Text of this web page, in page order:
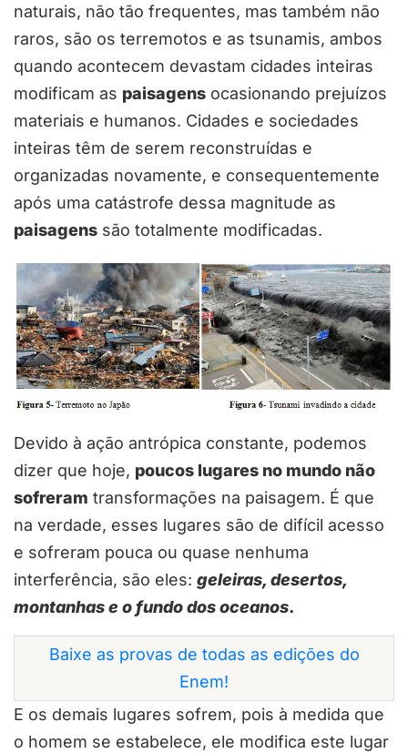
naturais, não tão frequentes, mas também não
raros, são os terremotos e as tsunamis, ambos
quando acontecem devastam cidades inteiras
modificam as paisagens ocasionando prejuízos
materiais e humanos. Cidades e sociedades
inteiras têm de serem reconstruídas e
organizadas novamente, e consequentemente
após uma catástrofe dessa magnitude as
paisagens são totalmente modificadas.
Devido à ação antrópica constante, podemos
dizer que hoje, poucos lugares no mundo não
sofreram transformações na paisagem. É que
na verdade, esses lugares são de difícil acesso
e sofreram pouca ou quase nenhuma
interferência, são eles: geleiras, desertos,
montanhas e o fundo dos oceanos.
Baixe as provas de todas as edições do
Enem!
E os demais lugares sofrem, pois à medida que
o homem se estabelece, ele modifica este lugar